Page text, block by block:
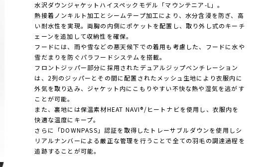
水沢ダウンジャケットハイスペックモデル「マウンテニア-L」。
熱接着ノンキルト加工とシームテープ加工により、水分含浸を防ぎ、高
い耐水性を実現。両胸の内側にポケットを配置し、取り外し式のキーチ
ェーンを追加して収納性を確保。
フードには、雨や雪などの悪天候下での着用も考慮した、フードに水や
雪だまりを防ぐパラフードシステムを搭載。
フロントジッパー部分に採用されたデュアルジップベンチレーション
は、2列のジッパーとその間に配置されたメッシュ生地により衣服内に
外気を取り込み、ジャケット内にこもりやすい不快な熱や湿気を逃がす
ことが可能。
また、裏地には保温素材HEAT NAVI®/ヒートナビを使用し、衣服内を
快適な温度にキープ。
さらに「DOWNPASS」認証を取得したトレーサブルダウンを使用しシ
リアルナンバーによる厳正な管理を行うことで全ての羽毛の調達過程を
追跡することが可能。